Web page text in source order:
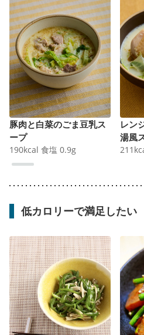
豚肉と白菜のごま豆乳ス
ープ
190kcal 食塩 0.9g
レン
湯風
211
低カロリーで満足したい